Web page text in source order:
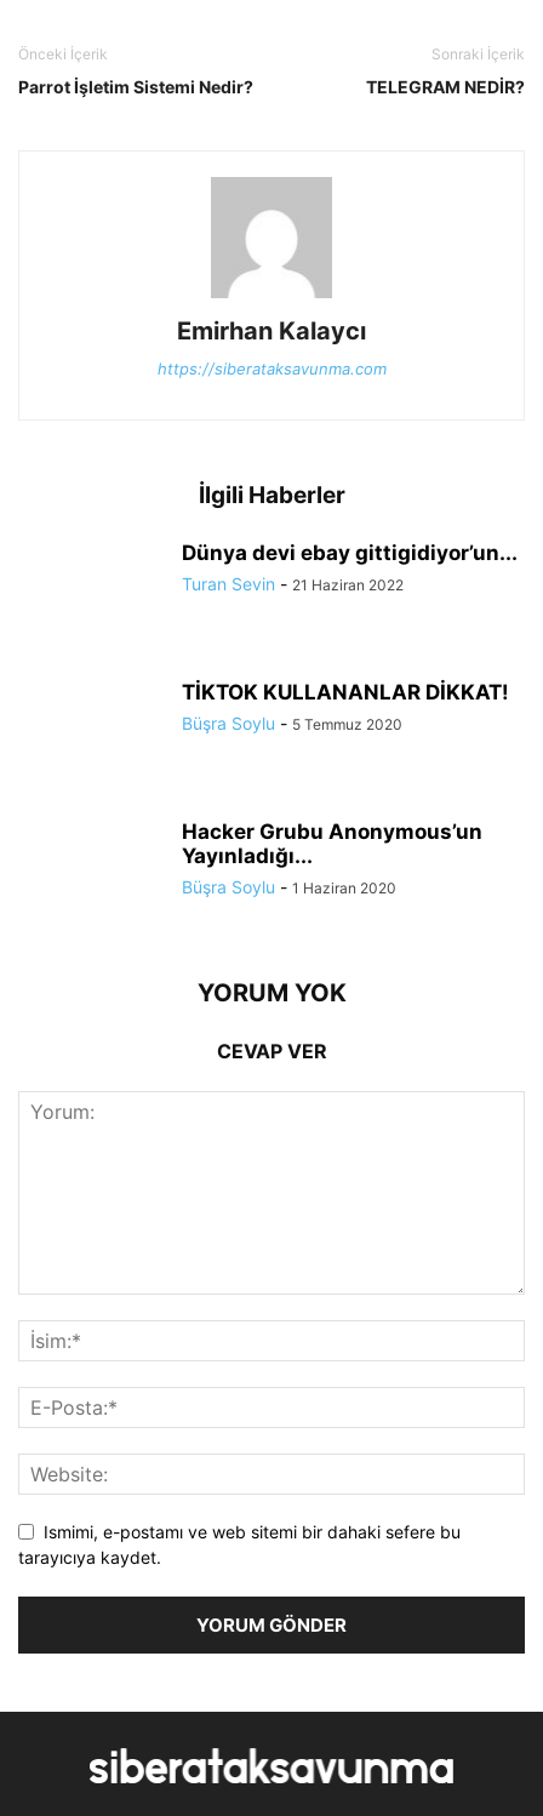
Önceki İçerik
Parrot İşletim Sistemi Nedir?
Sonraki İçerik
TELEGRAM NEDİR?
Emirhan Kalaycı
https://siberataksavunma.com
İlgili Haberler
Dünya devi ebay gittigidiyor’un...
Turan Sevin - 21 Haziran 2022
TİKTOK KULLANANLAR DİKKAT!
Büşra Soylu - 5 Temmuz 2020
Hacker Grubu Anonymous’un
Yayınladığı...
Büşra Soylu - 1 Haziran 2020
YORUM YOK
CEVAP VER
Ismimi, e-postamı ve web sitemi bir dahaki sefere bu
tarayıcıya kaydet.